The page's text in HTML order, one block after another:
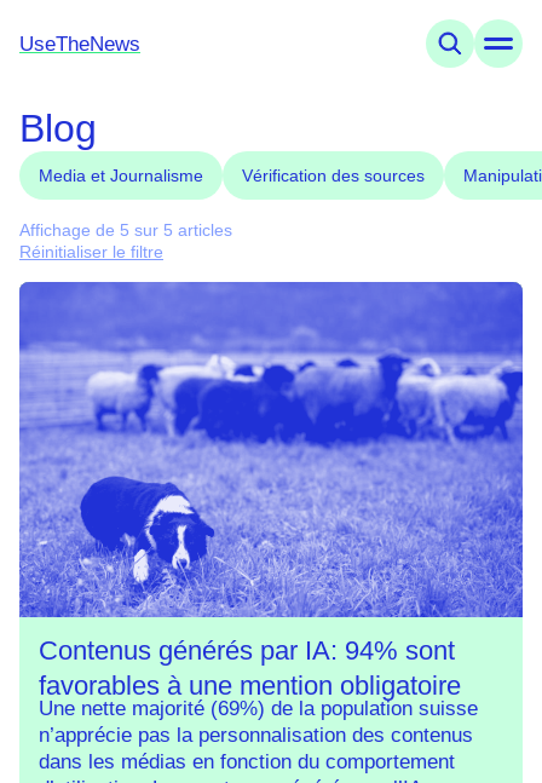
UseTheNews
Thèmes
Offres
Connaissances
Agenda
UseTheNews
Partenariats
Blog
Media et Journalisme Vérification des sources
Affichage de 5 sur 5 articles
Réinitialiser le filtre
Contenus générés par IA: 94% sont
favorables à une mention obligatoire
Une nette majorité (69%) de la population suisse
n’apprécie pas la personnalisation des contenus
dans les médias en fonction du comportement